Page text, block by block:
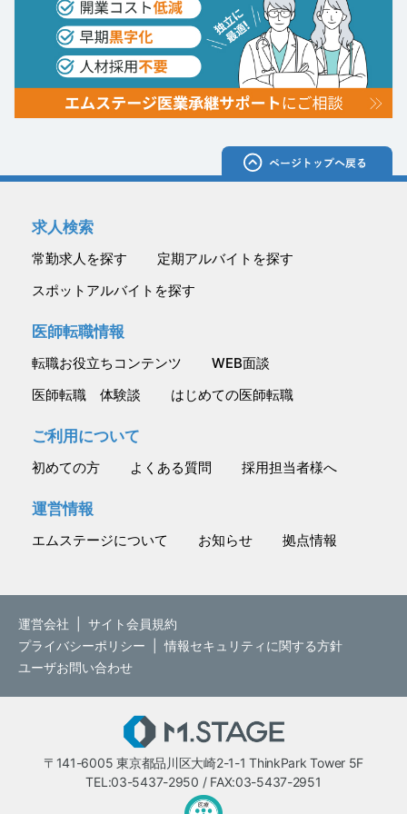
求人検索
常勤求人を探す
定期アルバイトを探す
スポットアルバイトを探す
医師転職情報
転職お役立ちコンテンツ
WEB面談
医師転職 体験談
はじめての医師転職
ご利用について
初めての方 よくある質問 採用担当者様へ
運営情報
エムステージについて お知らせ 拠点情報
運営会社
サイト会員規約
プライバシーポリシー
情報セキュリティに関する方針
ユーザお問い合わせ
〒141-6005 東京都品川区大崎2-1-1 ThinkPark Tower 5F
TEL:03-5437-2950 / FAX:03-5437-2951